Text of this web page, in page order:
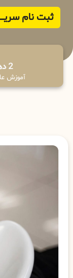
ثبت نام
2 دهه تجربـــــــــه
آموزش